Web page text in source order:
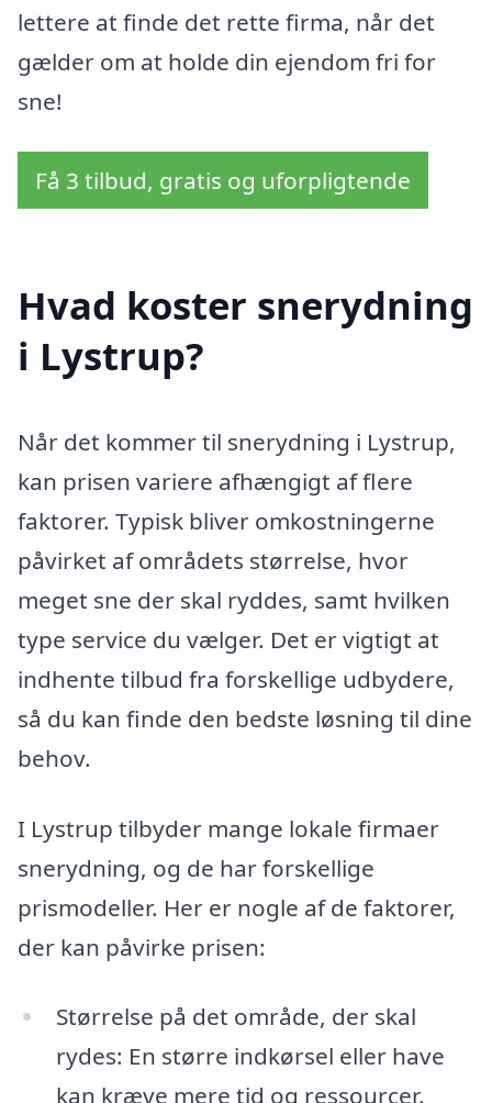
lettere at finde det rette firma, når det
gælder om at holde din ejendom fri for
sne!
Få 3 tilbud, gratis og uforpligtende
Hvad koster snerydning
i Lystrup?
Når det kommer til snerydning i Lystrup,
kan prisen variere afhængigt af flere
faktorer. Typisk bliver omkostningerne
påvirket af områdets størrelse, hvor
meget sne der skal ryddes, samt hvilken
type service du vælger. Det er vigtigt at
indhente tilbud fra forskellige udbydere,
så du kan finde den bedste løsning til dine
behov.
I Lystrup tilbyder mange lokale firmaer
snerydning, og de har forskellige
prismodeller. Her er nogle af de faktorer,
der kan påvirke prisen:
Størrelse på det område, der skal
rydes: En større indkørsel eller have
kan kræve mere tid og ressourcer.